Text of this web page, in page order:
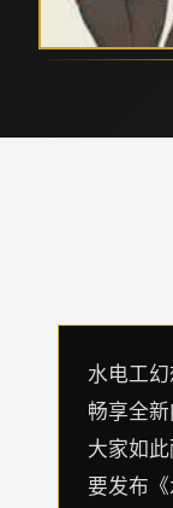
水电工
畅享全
大家如
要发布